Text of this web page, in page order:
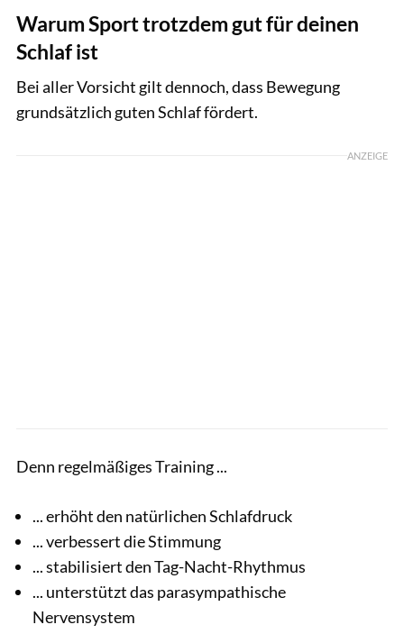
Warum Sport trotzdem gut für deinen
Schlaf ist
Bei aller Vorsicht gilt dennoch, dass Bewegung
grundsätzlich guten Schlaf fördert.
ANZEIGE
Denn regelmäßiges Training ...
... erhöht den natürlichen Schlafdruck
... verbessert die Stimmung
... stabilisiert den Tag-Nacht-Rhythmus
... unterstützt das parasympathische
Nervensystem